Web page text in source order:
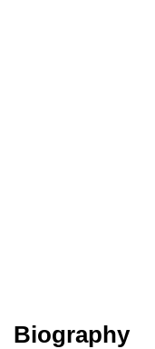
Biography